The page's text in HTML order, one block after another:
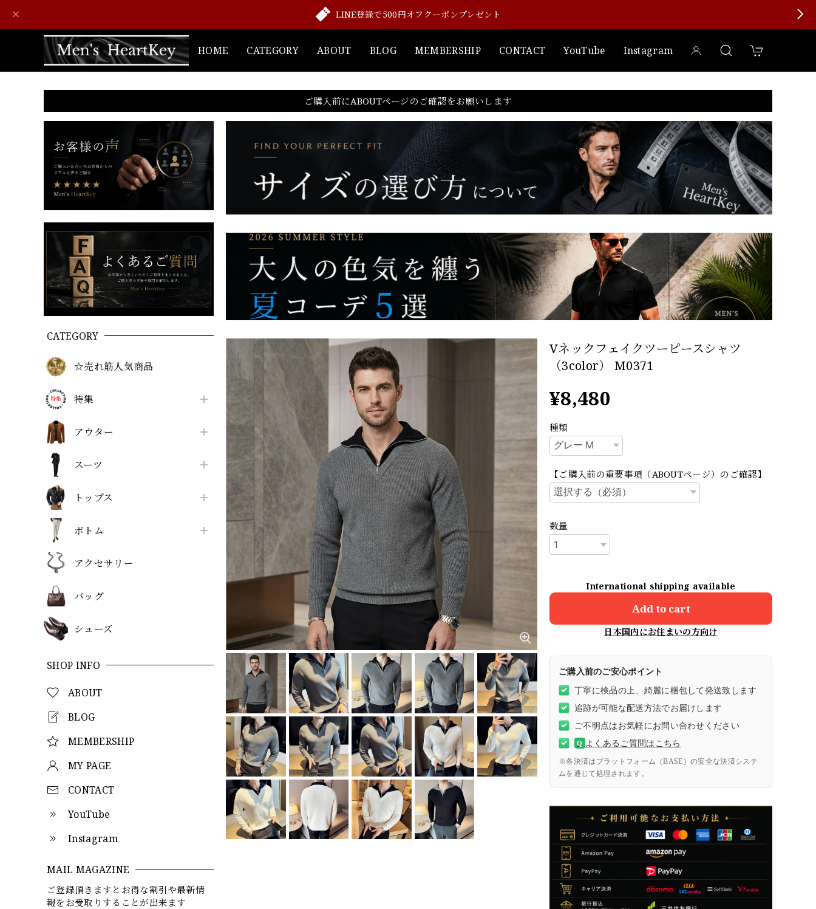
LINE登録で500円オフクーポンプレゼント
HOME CATEGORY ABOUT BLOG MEMBERSHIP CONTACT YouTube Instagram
ご購入前にABOUTページのご確認をお願いします
CATEGORY
☆売れ筋人気商品
特集
アウター
スーツ
トップス
ボトム
アクセサリー
バッグ
シューズ
SHOP INFO
ABOUT
BLOG
MEMBERSHIP
MY PAGE
CONTACT
YouTube
Instagram
MAIL MAGAZINE
ご登録頂きますとお得な割引や最新情
報をお受取りすることが出来ます
Vネックフェイクツーピースシャツ
（3color） M0371
¥8,480
種類
【ご購入前の重要事項（ABOUTページ）のご確認】
数量
International shipping available
Add to cart
日本国内にお住まいの方向け
ご購入前のご安心ポイント
丁寧に検品の上、綺麗に梱包して発送致します
追跡が可能な配送方法でお届けします
ご不明点はお気軽にお問い合わせください
Q よくあるご質問はこちら
※各決済はプラットフォーム（BASE）の安全な決済システ
ムを通じて処理されます。